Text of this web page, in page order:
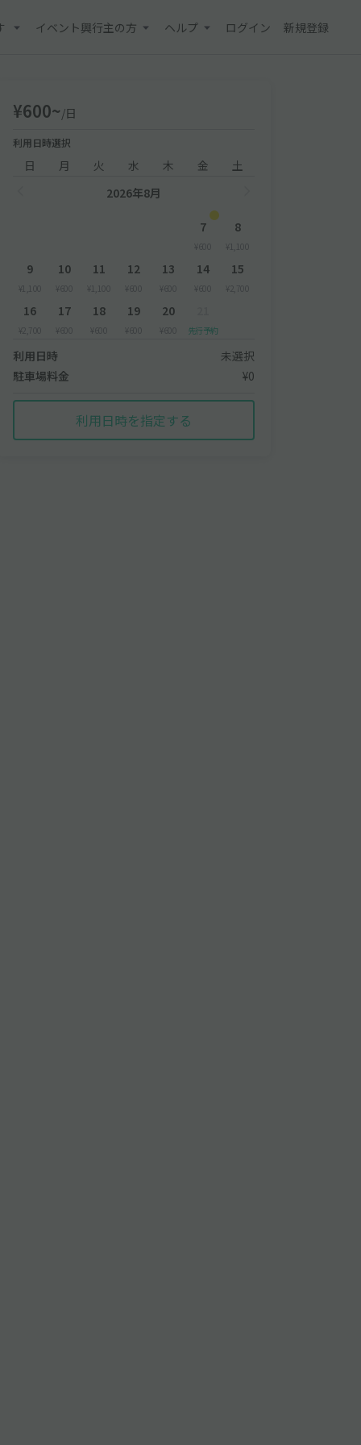
イベント興行主の方 ヘルプ ログイン 新規登録
¥600~/日
利用日時選択
日 月 火 水 木 金
土
2026年8月
7
¥600
8
¥1,100
9
¥1,100
10
¥600
11
¥1,100
12
¥600
13
¥600
14
¥600
15
¥2,700
16
¥2,700
17
¥600
18
¥600
19
¥600
20
¥600 先行予約
利用日時
未選択
駐車場料金
¥0
利用日時を指定する